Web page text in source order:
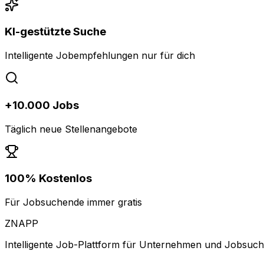
KI-gestützte Suche
Intelligente Jobempfehlungen nur für dich
+10.000 Jobs
Täglich neue Stellenangebote
100% Kostenlos
Für Jobsuchende immer gratis
ZNAPP
Intelligente Job-Plattform für Unternehmen und